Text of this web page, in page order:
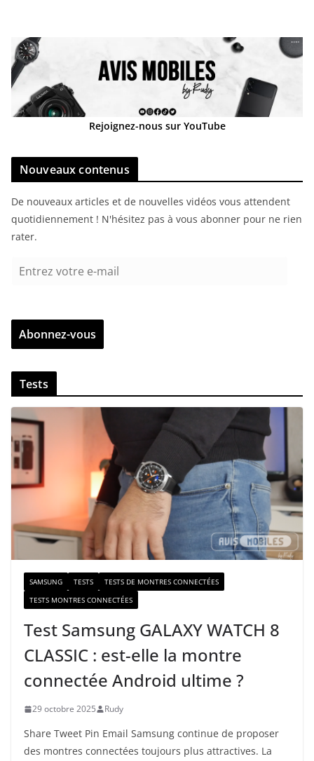
Rejoignez-nous sur YouTube
Nouveaux contenus
De nouveaux articles et de nouvelles vidéos vous attendent
quotidiennement ! N'hésitez pas à vous abonner pour ne rien
rater.
r
z
v
t
r
e
e
m
i
Abonnez-vous
Tests
SAMSUNG TESTS
TESTS DE MONTRES CONNECTÉES
TESTS MONTRES CONNECTÉES
Test Samsung GALAXY WATCH 8
CLASSIC : est-elle la montre
connectée Android ultime ?
29 octobre 2025 Rudy
Share Tweet Pin Email Samsung continue de proposer
des montres connectées toujours plus attractives. La